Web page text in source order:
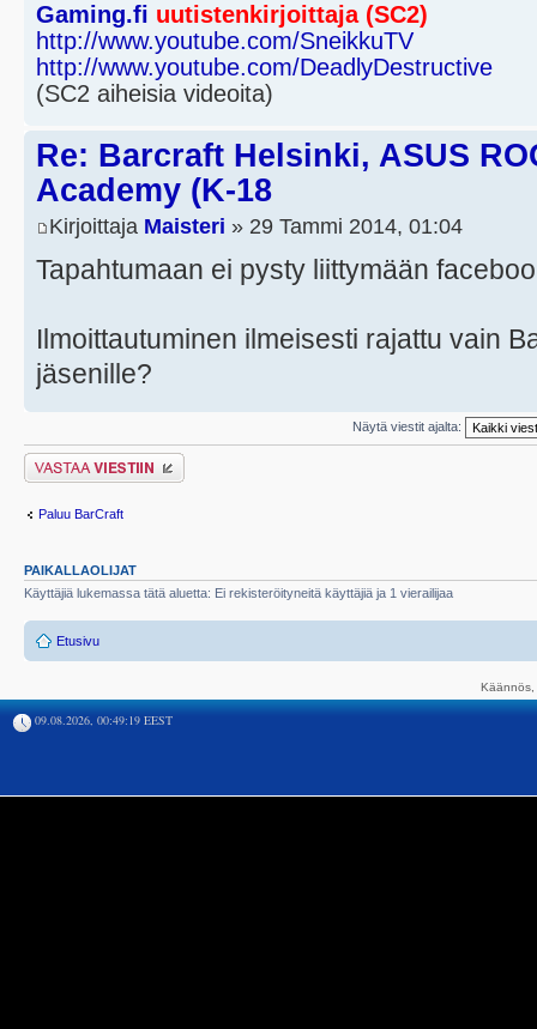
Gaming.fi uutistenkirjoittaja (SC2)
http://www.youtube.com/SneikkuTV
http://www.youtube.com/DeadlyDestructive
(SC2 aiheisia videoita)
Re: Barcraft Helsinki, ASUS
Academy (K-18
Kirjoittaja Maisteri » 29 Tammi 2014, 01:04
Tapahtumaan ei pysty liittymään
Ilmoittautuminen ilmeisesti rajattu vain
jäsenille?
Näytä viestit ajalta:
Lähetä vastaus
Paluu BarCraft
PAIKALLAOLIJAT
Käyttäjiä lukemassa tätä aluetta: Ei rekisteröityneitä käyttäjiä ja 1 vierailijaa
Etusivu
09.08.2026, 00:49:19 EEST